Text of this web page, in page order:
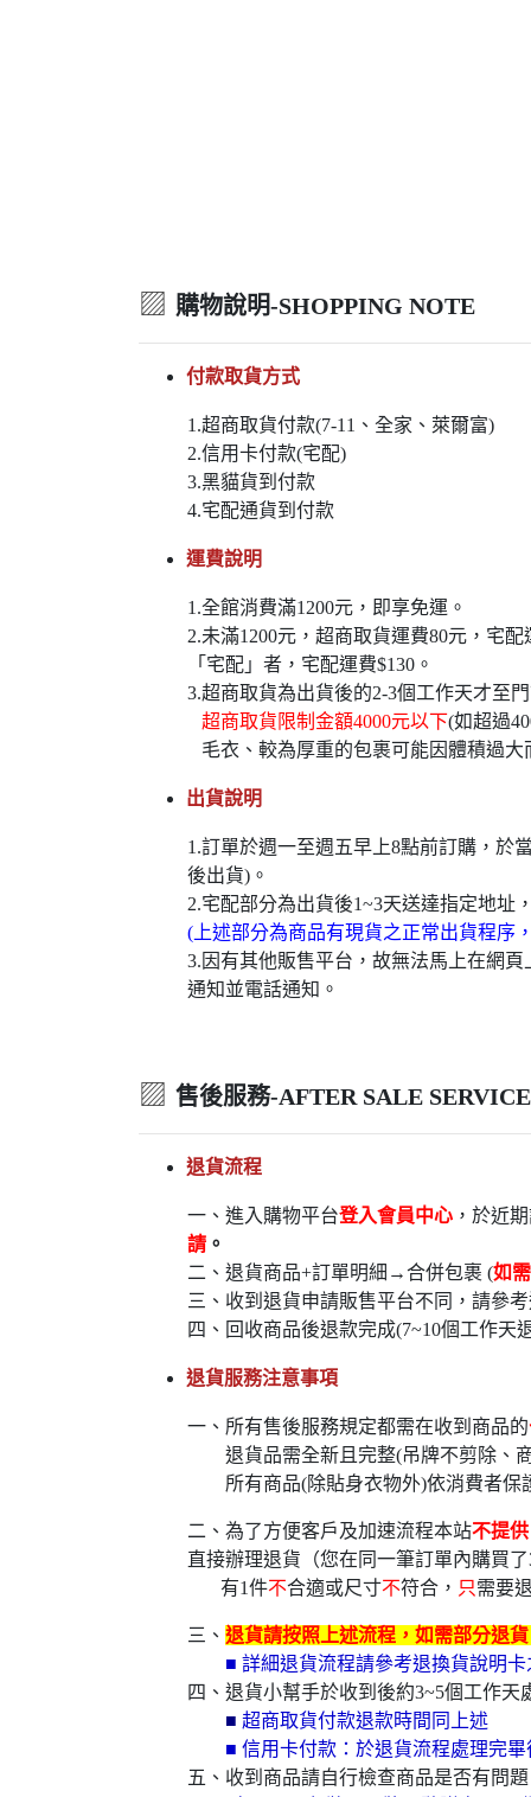
▨ 購物說明-SHOPPING NOTE
付款取貨方式
1.超商取貨付款(7-11、全家、萊爾富)
2.信用卡付款(宅配)
3.黑貓貨到付款
4.宅配通貨到付款
運費說明
1.全館消費滿1200元，即享免運。
2.未滿1200元，超商取貨運費80元，宅
「宅配」者，宅配運費$130。
3.超商取貨為出貨後的2-3個工作天才至
超商取貨限制金額4000元以下(如超過
毛衣、較為厚重的包裹可能因體積過
出貨說明
1.訂單於週一至週五早上8點前訂購，於
後出貨)。
2.宅配部分為出貨後1~3天送達指定地址
(上述部分為商品有現貨之正常出貨程序
3.因有其他販售平台，故無法馬上在網
通知並電話通知。
▨ 售後服務-AFTER SALE SERVICE
退貨流程
一、進入購物平台登入會員中心 ，於近
請 。
二、退貨商品+訂單明細→合併包裹 (如
三、收到退貨申請販售平台不同，請參
四、回收商品後退款完成(7~10個工作天
退貨服務注意事項
一、所有售後服務規定都需在收到商品的
退貨品需全新且完整(吊牌不剪除、商
所有商品(除貼身衣物外)依消費者保
二、為了方便客戶及加速流程本站不提
直接辦理退貨（您在同一筆訂單內購買
有1件不合適或尺寸不符合， 只需要
三、 退貨請按照上述流程，如需部分退
■ 詳細退貨流程請參考退換貨說明
四、退貨小幫手於收到後約3~5個工作
■ 超商取貨付款退款時間同上述
■ 信用卡付款：於退貨流程處理完畢
五、收到商品請自行檢查商品是否有問